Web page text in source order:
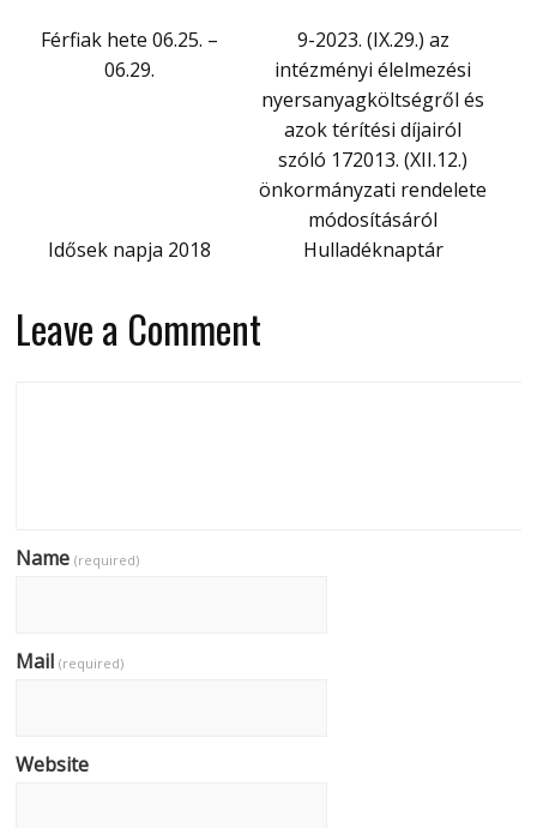
Férfiak hete 06.25. –
06.29.
9-2023. (IX.29.) az
intézményi élelmezési
nyersanyagköltségről és
azok térítési díjairól
szóló 172013. (XII.12.)
önkormányzati rendelete
módosításáról
Idősek napja 2018
Hulladéknaptár
Leave a Comment
Name(required)
Mail(required)
Website